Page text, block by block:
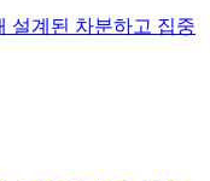
설계된 차분하고 집중